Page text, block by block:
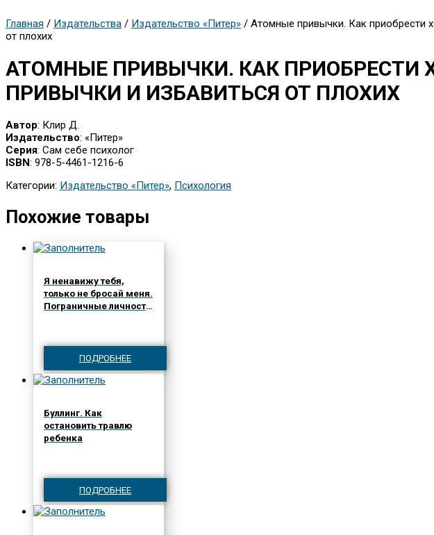
Главная / Издательства / Издательство «Питер» / Атомные привычки. Как приобрести
от плохих
АТОМНЫЕ ПРИВЫЧКИ. КАК ПРИОБРЕСТИ
ПРИВЫЧКИ И ИЗБАВИТЬСЯ ОТ ПЛОХИХ
Автор: Клир Д.
Издательство: «Питер»
Серия: Сам себе психолог
ISBN: 978-5-4461-1216-6
Категории: Издательство «Питер», Психология
Похожие товары
Я ненавижу тебя,
только не бросай меня.
Пограничные личности
ПОДРОБНЕЕ
Буллинг. Как
остановить травлю
ребенка
ПОДРОБНЕЕ